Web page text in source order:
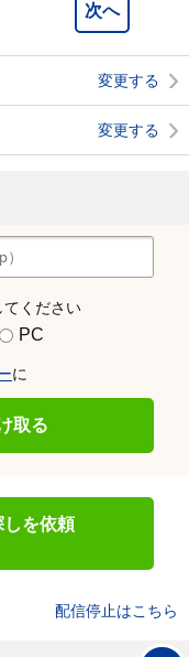
次へ
変更する
変更する
てください
PC
に
取る
を依頼
配信停止はこちら